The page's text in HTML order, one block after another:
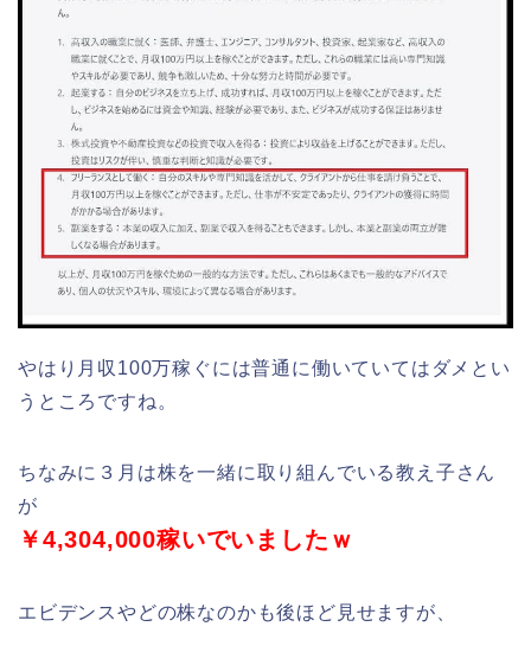
やはり月収100万稼ぐには普通に働いていてはダメとい
うところですね。
ちなみに３月は株を一緒に取り組んでいる教え子さん
が
￥4,304,000稼いでいましたｗ
エビデンスやどの株なのかも後ほど見せますが、